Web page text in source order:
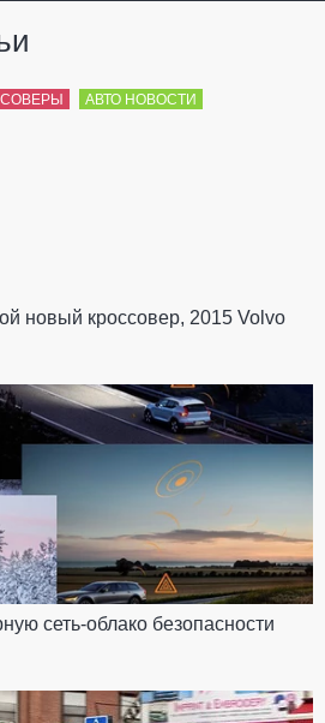
АВТО НОВОСТИ
новый кроссовер, 2015 Volvo
сеть-облако безопасности